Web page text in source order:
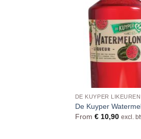
DE KUYPER LIKEUREN
De Kuyper
From €10,90 excl.